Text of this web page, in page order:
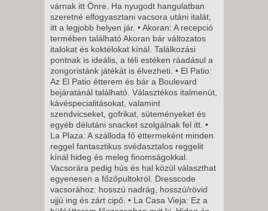
SZOMBAT -
11 NAP / 10 ÉJSZAKA
2026. DECEMBER 07., HÉTFŐ -
8 NAP / 7 ÉJSZAKA
2026. DECEMBER 07., HÉTFŐ -
12 NAP / 11 ÉJSZAKA
2026. DECEMBER 07., HÉTFŐ -
5 NAP / 4 ÉJSZAKA
2026. DECEMBER 08., KEDD -
8 NAP / 7 ÉJSZAKA
2026. DECEMBER 08., KEDD -
várnak itt Önre. Ha nyugodt hangulatban
szeretné elfogyasztani vacsora utáni italát,
itt a legjobb helyen jár. • Akoran: A recepció
termében található Akoran bár változatos
italokat és koktélokat kínál. Találkozási
pontnak is ideális, a téli estéken ráadásul a
zongoristánk játékát is élvezheti. • El Patio:
Az El Patio étterem és bár a Boulevard
bejáratánál található. Választékos italmenüt,
kávéspecialitásokat, valamint
szendvicseket, gofrikat, süteményeket és
egyéb délutáni snacket szolgálnak fel itt. •
La Plaza: A szálloda fő éttermeként minden
reggel fantasztikus svédasztalos reggelit
kínál hideg és meleg finomságokkal.
Vacsorára pedig hús és hal közül választhat
egyenesen a főzőpultokról. Dresscode
vacsorához: hosszú nadrág, hosszú/rövid
ujjú ing és zárt cipő. • La Casa Vieja: Ez a